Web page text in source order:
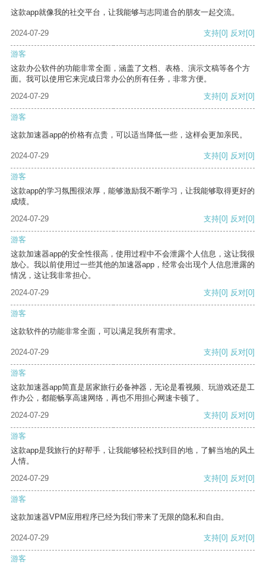
这款app就像我的社交平台，让我能够与志同道合的朋友一起交流。
2024-07-29 支持[0] 反对[0]
游客
这款办公软件的功能非常全面，涵盖了文档、表格、演示文稿等各个方
面。我可以使用它来完成日常办公的所有任务，非常方便。
2024-07-29
支持[0] 反对[0]
游客
这款加速器app的价格有点贵，可以适当降低一些，这样会更加亲民。
2024-07-29 支持[0] 反对[0]
游客
这款app的学习氛围很浓厚，能够激励我不断学习，让我能够取得更好的
成绩。
2024-07-29
支持[0] 反对[0]
游客
这款加速器app的安全性很高，使用过程中不会泄露个人信息，这让我很
放心。我以前使用过一些其他的加速器app，经常会出现个人信息泄露的
情况，这让我非常担心。
2024-07-29
支持[0] 反对[0]
游客
这款软件的功能非常全面，可以满足我所有需求。
2024-07-29 支持[0] 反对[0]
游客
这款加速器app简直是居家旅行必备神器，无论是看视频、玩游戏还是工
作办公，都能畅享高速网络，再也不用担心网速卡顿了。
2024-07-29
支持[0] 反对[0]
游客
这款app是我旅行的好帮手，让我能够轻松找到目的地，了解当地的风土
人情。
2024-07-29
支持[0] 反对[0]
游客
这款加速器VPM应用程序已经为我们带来了无限的隐私和自由。
2024-07-29 支持[0] 反对[0]
游客